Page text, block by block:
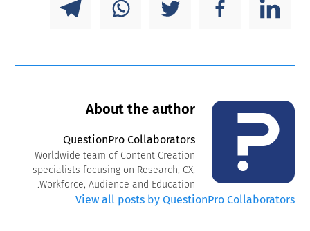
About the author
QuestionPro Collaborators
Worldwide team of Content Creation
specialists focusing on Research, CX,
Workforce, Audience and Education.
View all posts by QuestionPro Collaborators